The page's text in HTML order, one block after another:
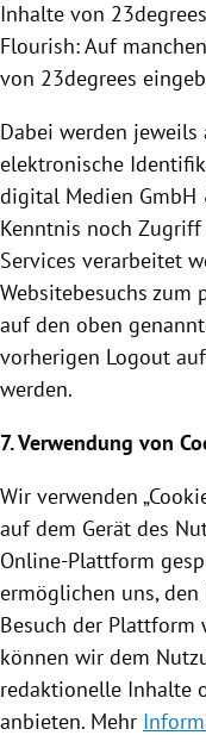
Inhalte von
Flourish: Auf
von 23degrees
Dabei werden
elektronische
digital Medien GmbH
Kenntnis noch
Services verarbeitet
Websitebesuchs zum
auf den oben
vorherigen Logout
werden.
7. Verwendung von
Wir verwenden „
auf dem Gerät des
Online-Plattform
ermöglichen uns,
Besuch der Plattform
können wir dem
redaktionelle Inhalte
anbieten. Mehr